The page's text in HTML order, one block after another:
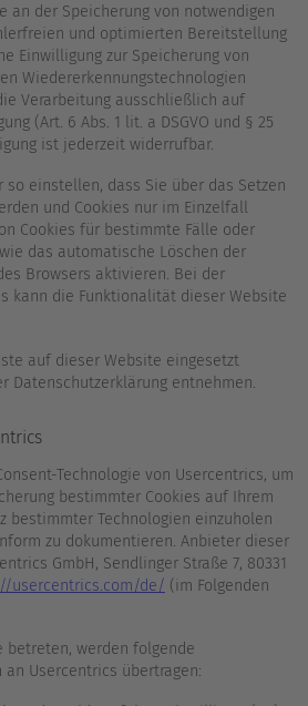
an der Speicherung von notwendigen
und optimierten Bereitstellung
Einwilligung zur Speicherung von
Wiedererkennungstechnologien
Verarbeitung ausschließlich auf
(Art. 6 Abs. 1 lit. a DSGVO und § 25
ist jederzeit widerrufbar.
so einstellen, dass Sie über das Setzen
und Cookies nur im Einzelfall
Cookies für bestimmte Fälle oder
das automatische Löschen der
Browsers aktivieren. Bei der
kann die Funktionalität dieser Website
auf dieser Website eingesetzt
Datenschutzerklärung entnehmen.
Technologie von Usercentrics, um
bestimmter Cookies auf Ihrem
bestimmter Technologien einzuholen
zu dokumentieren. Anbieter dieser
GmbH, Sendlinger Straße 7, 80331
usercentrics.com/de/ (im Folgenden
betreten, werden folgende
an Usercentrics übertragen: